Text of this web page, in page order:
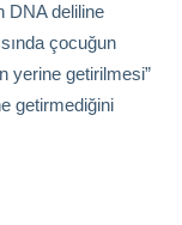
DNA deliline
çocuğun
yerine getirilmesi”
getirmediğini